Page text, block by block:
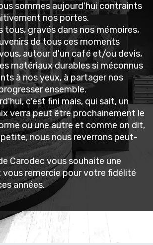
sommes aujourd'hui contraints
nos portes.
tous, gravés dans nos mémoires,
de tous ces moments
autour d'un café et/ou devis,
matériaux durables si méconnus
à nos yeux, à partager nos
ensemble.
c'est fini mais, qui sait, un
verra peut être prochainement le
ou une autre et comme on dit,
nous nous reverrons peut-
Carodec vous souhaite une
remercie pour votre fidélité
années.